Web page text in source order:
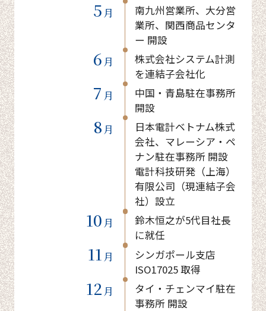
5 月
南九州営業所、大分営
業所、関西商品センタ
ー 開設
6 月
株式会社システム計測
を連結子会社化
7 月
中国・青島駐在事務所
開設
8 月
日本電計ベトナム株式
会社、マレーシア・ペ
ナン駐在事務所 開設
電計科技研発（上海）
有限公司（現連結子会
社）設立
10 月
鈴木恒之が5代目社長
に就任
11 月
シンガポール支店
ISO17025 取得
12 月
タイ・チェンマイ駐在
事務所 開設